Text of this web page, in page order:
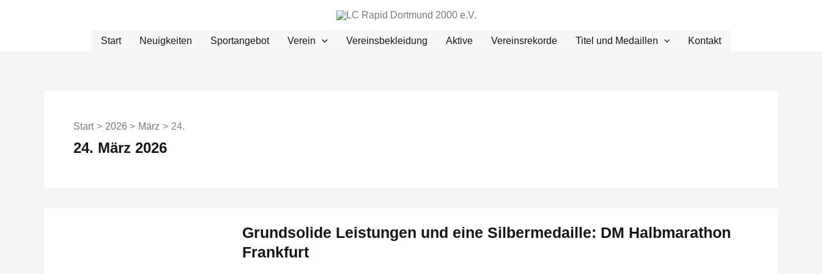
Start
Neuigkeiten Sportangebot Verein Vereinsbekleidung Aktive Vereinsrekorde Titel und Medaillen Kontakt
Start 2026 März 24.
24. März 2026
Grundsolide Leistungen und eine Silbermedaille: DM Halbmarathon
Frankfurt